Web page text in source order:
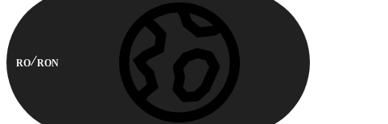
RO RON